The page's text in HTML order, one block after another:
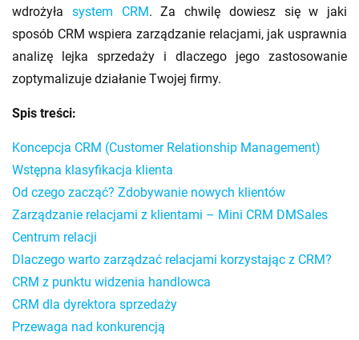
wdrożyła system CRM. Za chwilę dowiesz się w jaki
sposób CRM wspiera zarządzanie relacjami, jak usprawnia
analizę lejka sprzedaży i dlaczego jego zastosowanie
zoptymalizuje działanie Twojej firmy.
Spis treści:
Koncepcja CRM (Customer Relationship Management)
Wstępna klasyfikacja klienta
Od czego zacząć? Zdobywanie nowych klientów
Zarządzanie relacjami z klientami – Mini CRM DMSales
Centrum relacji
Dlaczego warto zarządzać relacjami korzystając z CRM?
CRM z punktu widzenia handlowca
CRM dla dyrektora sprzedaży
Przewaga nad konkurencją